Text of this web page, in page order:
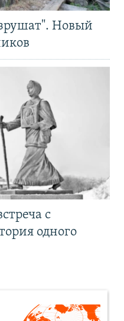
Новый
с
одного